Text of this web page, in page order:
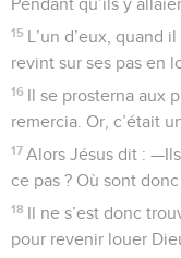
Pendant qu’ils y
15 L’un d’eux, quand
revint sur ses pas en
16 Il se prosterna aux
remercia. Or, c’était
17 Alors Jésus dit :
ce pas ? Où sont
18 Il ne s’est donc
pour revenir louer